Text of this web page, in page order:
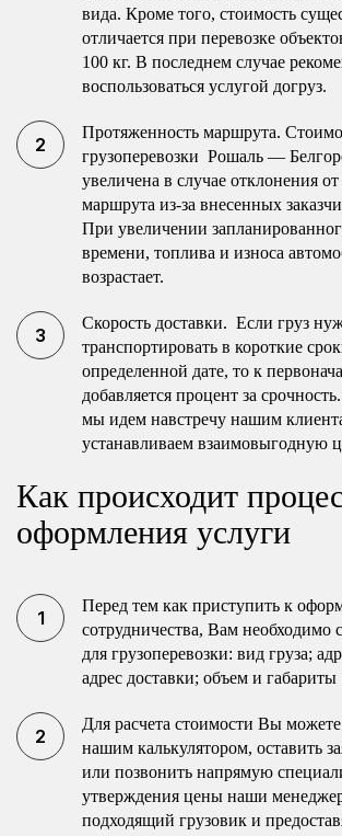
вида. Кроме того, стоимость
отличается при перевозке
100 кг. В последнем случае
воспользоваться услугой догруз.
Протяженность маршрута.
грузоперевозки Рошаль —
увеличена в случае отклонения
маршрута из-за внесенных
При увеличении
времени, топлива и износа
возрастает.
Скорость доставки. Если груз
транспортировать в короткие
определенной дате, то к
добавляется процент за
мы идем навстречу нашим
устанавливаем взаимовыгодную
Как происходит
оформления услуги
Перед тем как приступить к
сотрудничества, Вам необходимо
для грузоперевозки: вид груза;
адрес доставки; объем и габариты
Для расчета стоимости Вы можете
нашим калькулятором, оставить
или позвонить напрямую
утверждения цены наши
подходящий грузовик и